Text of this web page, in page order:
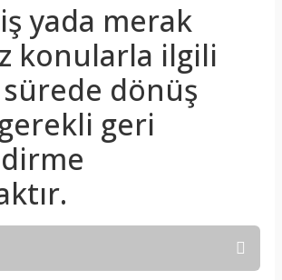
yada merak
konularla ilgili
sürede dönüş
geri